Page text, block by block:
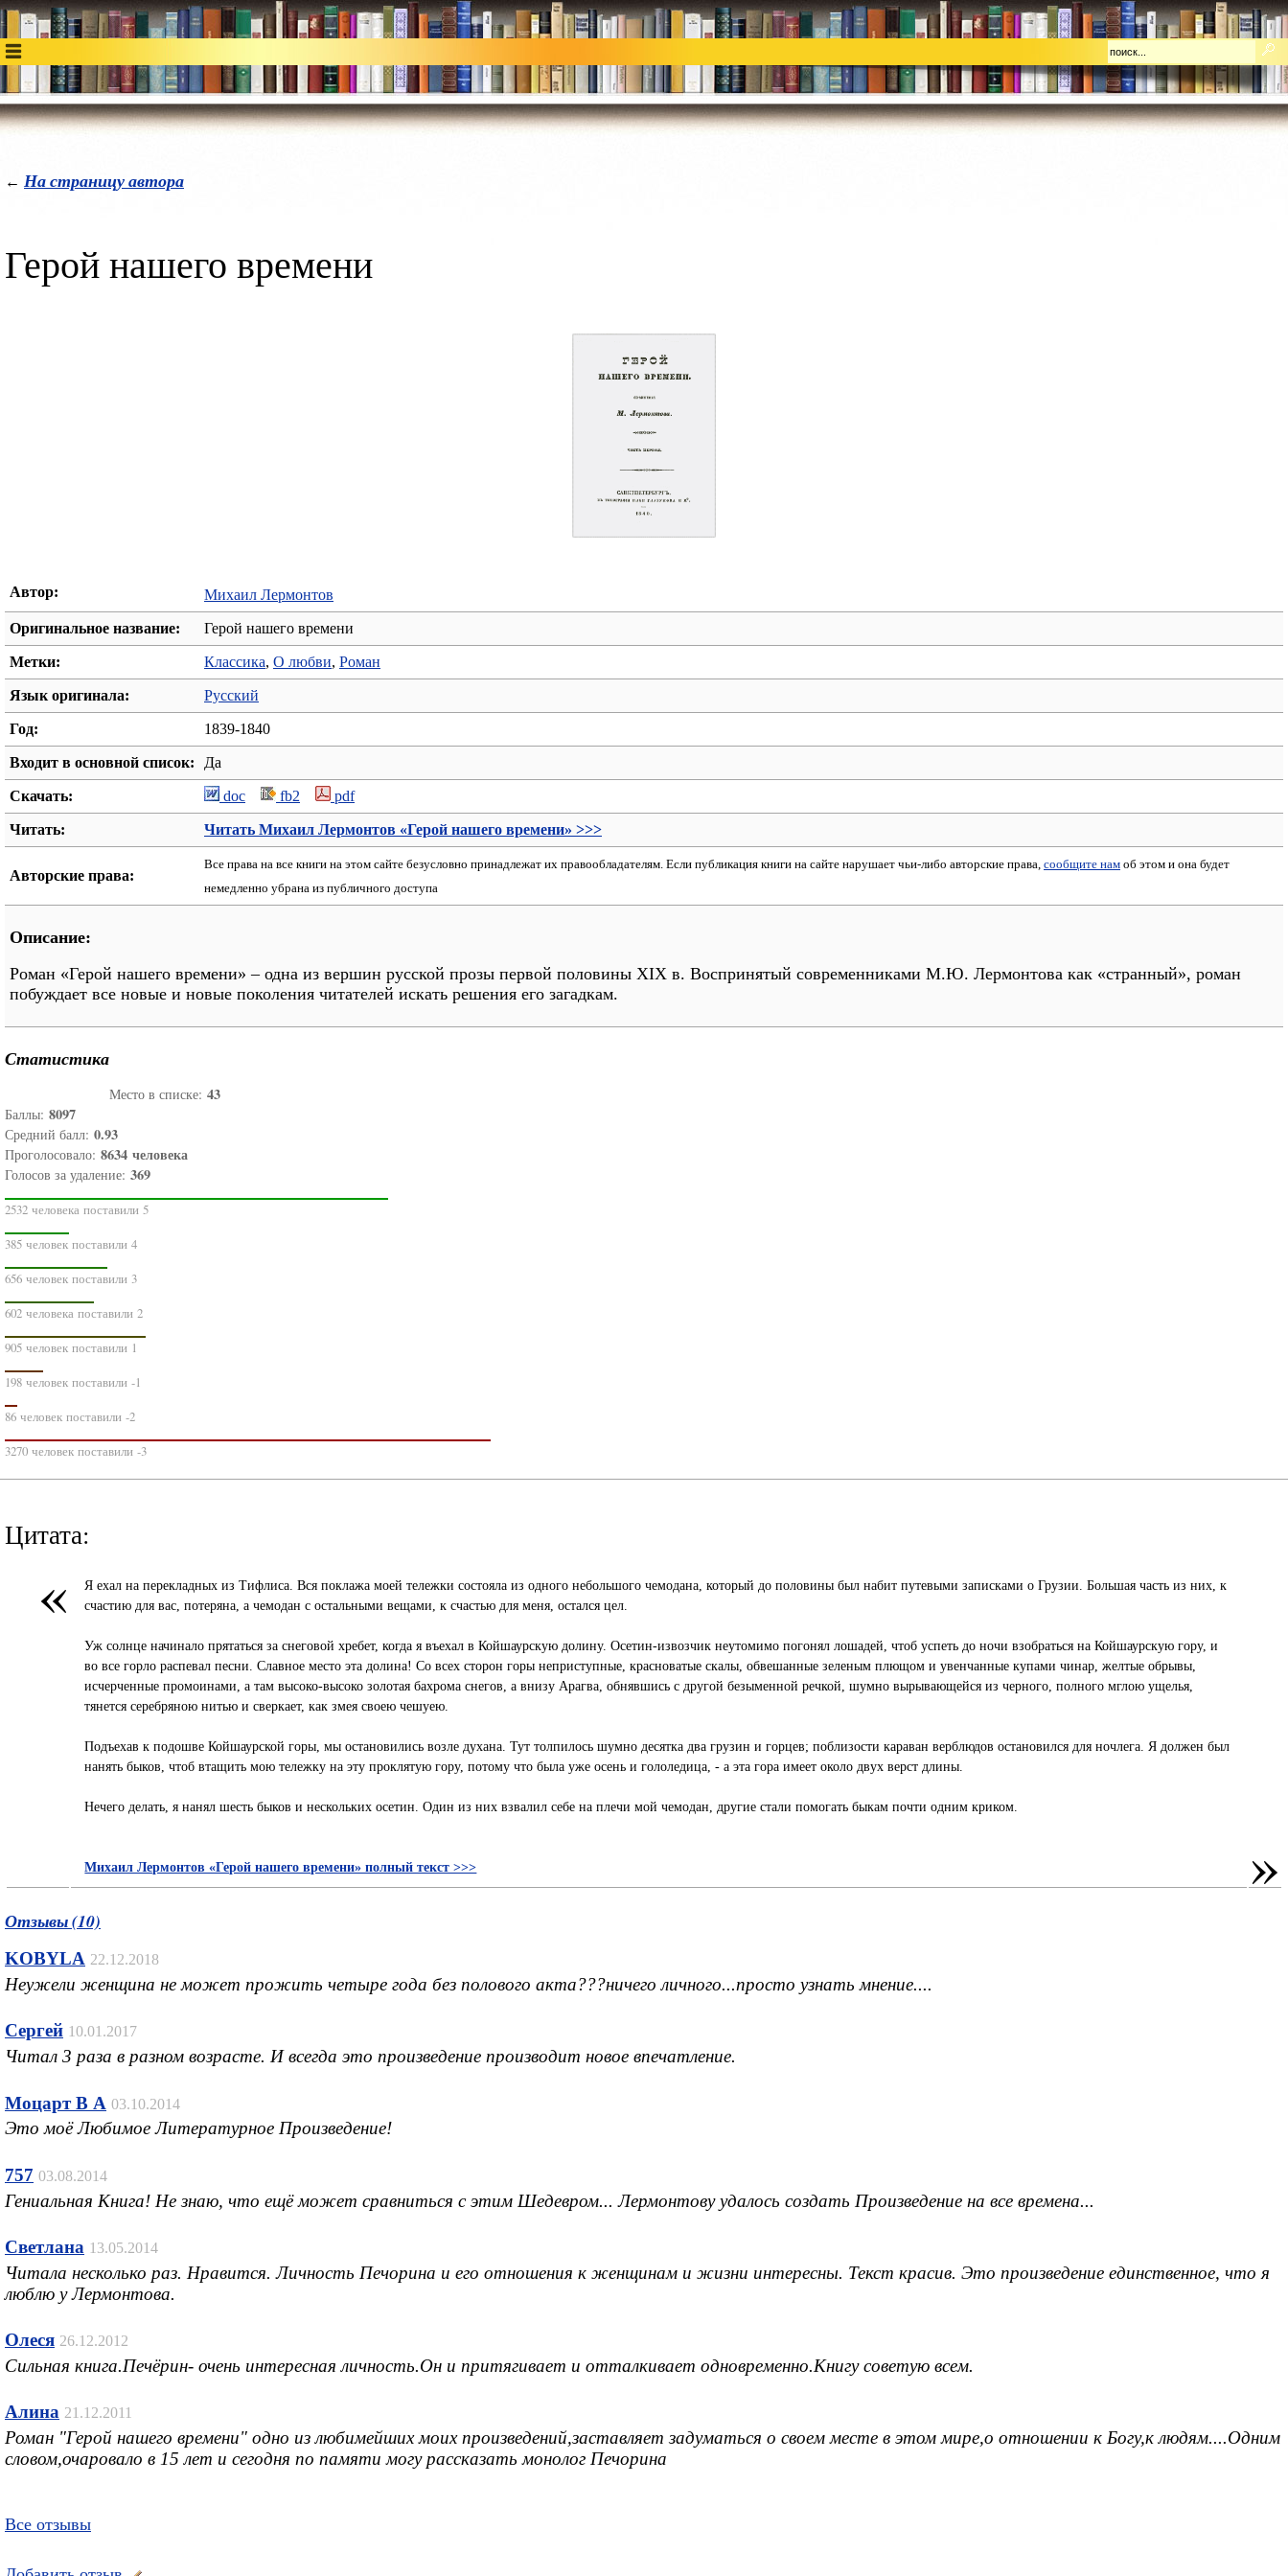
← На страницу автора
Герой нашего времени
Автор: Михаил Лермонтов
Оригинальное название: Герой нашего времени
Метки: Классика, О любви, Роман
Язык оригинала: Русский
Год: 1839-1840
Входит в основной список: Да
Скачать: doc fb2 pdf
Читать: Читать Михаил Лермонтов «Герой нашего времени» >>>
Авторские права:
Все права на все книги на этом сайте безусловно принадлежат их правообладателям. Если публикация книги на сайте нарушает чьи-либо авторские права, сообщите нам об этом и она будет
немедленно убрана из публичного доступа
Описание:
Роман «Герой нашего времени» – одна из вершин русской прозы первой половины XIX в. Воспринятый современниками М.Ю. Лермонтова как «странный», роман
побуждает все новые и новые поколения читателей искать решения его загадкам.
Статистика
Место в списке: 43
Баллы: 8097
Средний балл: 0.93
Проголосовало: 8634 человека
Голосов за удаление: 369
2532 человека поставили 5
385 человек поставили 4
656 человек поставили 3
602 человека поставили 2
905 человек поставили 1
198 человек поставили -1
86 человек поставили -2
3270 человек поставили -3
Цитата:
«
Я ехал на перекладных из Тифлиса. Вся поклажа моей тележки состояла из одного небольшого чемодана, который до половины был набит путевыми записками о Грузии. Большая часть из них, к
счастию для вас, потеряна, а чемодан с остальными вещами, к счастью для меня, остался цел.
Уж солнце начинало прятаться за снеговой хребет, когда я въехал в Койшаурскую долину. Осетин-извозчик неутомимо погонял лошадей, чтоб успеть до ночи взобраться на Койшаурскую гору, и
во все горло распевал песни. Славное место эта долина! Со всех сторон горы неприступные, красноватые скалы, обвешанные зеленым плющом и увенчанные купами чинар, желтые обрывы,
исчерченные промоинами, а там высоко-высоко золотая бахрома снегов, а внизу Арагва, обнявшись с другой безыменной речкой, шумно вырывающейся из черного, полного мглою ущелья,
тянется серебряною нитью и сверкает, как змея своею чешуею.
Подъехав к подошве Койшаурской горы, мы остановились возле духана. Тут толпилось шумно десятка два грузин и горцев; поблизости караван верблюдов остановился для ночлега. Я должен был
нанять быков, чтоб втащить мою тележку на эту проклятую гору, потому что была уже осень и гололедица, - а эта гора имеет около двух верст длины.
Нечего делать, я нанял шесть быков и нескольких осетин. Один из них взвалил себе на плечи мой чемодан, другие стали помогать быкам почти одним криком.
Михаил Лермонтов «Герой нашего времени» полный текст >>> »
Отзывы (10)
KOBYLA 22.12.2018
Неужели женщина не может прожить четыре года без полового акта???ничего личного...просто узнать мнение....
Сергей 10.01.2017
Читал 3 раза в разном возрасте. И всегда это произведение производит новое впечатление.
Моцарт В А 03.10.2014
Это моё Любимое Литературное Произведение!
757 03.08.2014
Гениальная Книга! Не знаю, что ещё может сравниться с этим Шедевром... Лермонтову удалось создать Произведение на все времена...
Светлана 13.05.2014
Читала несколько раз. Нравится. Личность Печорина и его отношения к женщинам и жизни интересны. Текст красив. Это произведение единственное, что я
люблю у Лермонтова.
Олеся 26.12.2012
Сильная книга.Печёрин- очень интересная личность.Он и притягивает и отталкивает одновременно.Книгу советую всем.
Алина 21.12.2011
Роман "Герой нашего времени" одно из любимейших моих произведений,заставляет задуматься о своем месте в этом мире,о отношении к Богу,к людям....Одним
словом,очаровало в 15 лет и сегодня по памяти могу рассказать монолог Печорина
Все отзывы